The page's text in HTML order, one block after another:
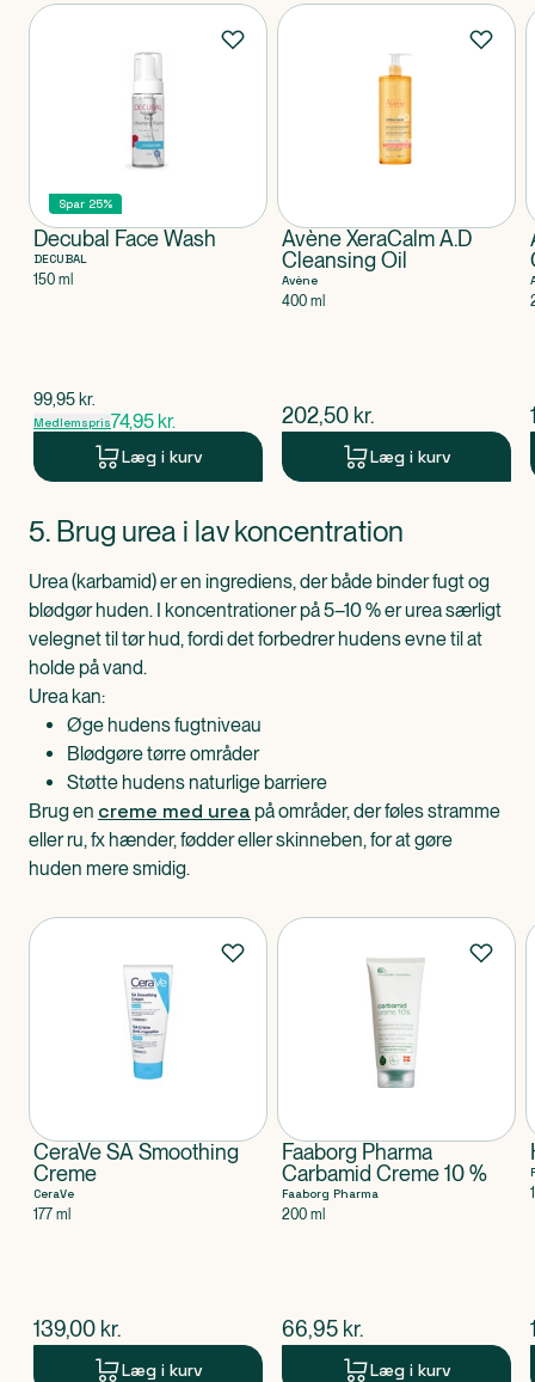
Produkter
Spar 25%
Decubal Face Wash
DECUBAL
150 ml
$gammel pris
99,95 kr.
Medlemspris74,95 kr.
Læg i kurv
Avène XeraCalm A.D
Cleansing Oil
Avène
400 ml
$nuværende pris
202,50 kr.
Læg i kurv
5. Brug urea i lav koncentration
Urea (karbamid) er en ingrediens, der både binder fugt og
blødgør huden. I koncentrationer på 5–10 % er urea særligt
velegnet til tør hud, fordi det forbedrer hudens evne til at
holde på vand.
Urea kan:
Øge hudens fugtniveau
Blødgøre tørre områder
Støtte hudens naturlige barriere
Brug en creme med urea på områder, der føles stramme
eller ru, fx hænder, fødder eller skinneben, for at gøre
huden mere smidig.
Produkter
CeraVe SA Smoothing
Creme
CeraVe
177 ml
$nuværende pris
139,00 kr.
Læg i kurv
Faaborg Pharma
Carbamid Creme 10 %
Faaborg Pharma
200 ml
$nuværende pris
66,95 kr.
Læg i kurv